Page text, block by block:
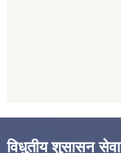
विधुतीय शुसासन सेवा